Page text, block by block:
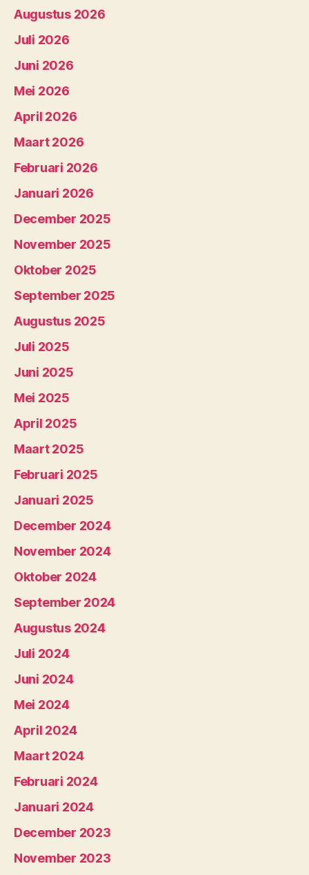
Augustus 2026
Juli 2026
Juni 2026
Mei 2026
April 2026
Maart 2026
Februari 2026
Januari 2026
December 2025
November 2025
Oktober 2025
September 2025
Augustus 2025
Juli 2025
Juni 2025
Mei 2025
April 2025
Maart 2025
Februari 2025
Januari 2025
December 2024
November 2024
Oktober 2024
September 2024
Augustus 2024
Juli 2024
Juni 2024
Mei 2024
April 2024
Maart 2024
Februari 2024
Januari 2024
December 2023
November 2023